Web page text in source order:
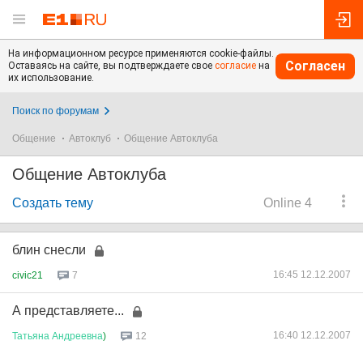
На информационном ресурсе применяются cookie-файлы.
Оставаясь на сайте, вы подтверждаете свое согласие на
их использование.
Согласен
Поиск по форумам
Общение Автоклуб Общение Автоклуба
Общение Автоклуба
Online 4
Создать тему
блин снесли
civic21 7 16:45 12.12.2007
А представляете...
Татьяна Андреевна) 12 16:40 12.12.2007